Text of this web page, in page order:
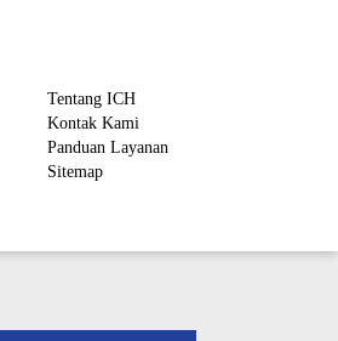
Tentang ICH
Kontak Kami
Panduan Layanan
Sitemap